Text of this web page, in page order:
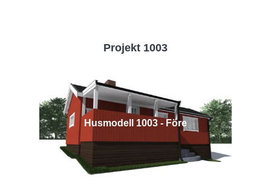
Projekt 1003
Husmodell 1003 - Före